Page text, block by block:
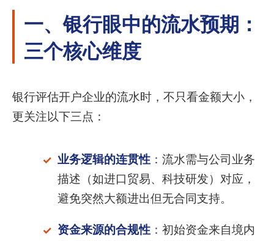
一、银行眼中的流水预期：
三个核心维度
银行评估开户企业的流水时，不只看金额大小，
更关注以下三点：
业务逻辑的连贯性：流水需与公司业务
描述（如进口贸易、科技研发）对应，
避免突然大额进出但无合同支持。
资金来源的合规性：初始资金来自境内